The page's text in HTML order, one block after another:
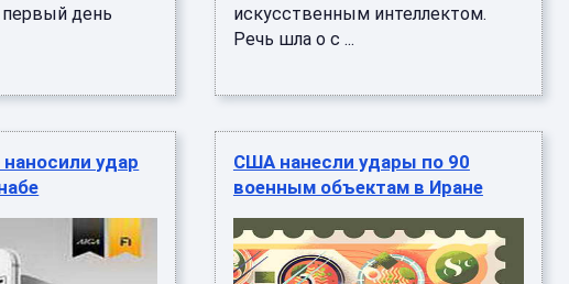
день
искусственным интеллектом.
Речь шла о с ...
удар
США нанесли удары по 90
военным объектам в Иране